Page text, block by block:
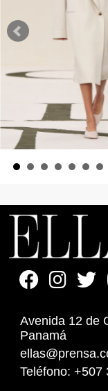
Avenida 12 de
Panamá
Teléfono: +507